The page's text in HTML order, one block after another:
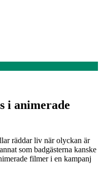
i animerade
räddar liv när olyckan är
som badgästerna kanske
filmer i en kampanj